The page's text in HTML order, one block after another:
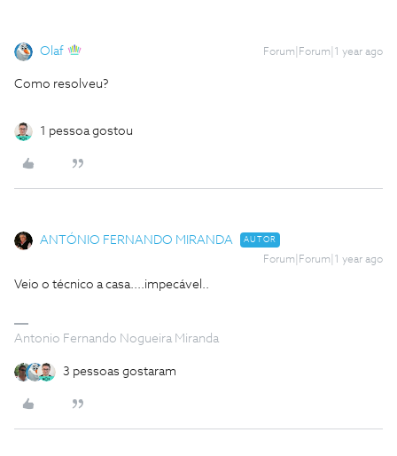
Olaf Forum|Forum|1 year ago
Como resolveu?
1 pessoa gostou
ANTÓNIO FERNANDO MIRANDA AUTOR
Forum|Forum|1 year ago
Veio o técnico a casa....impecável..
Antonio Fernando Nogueira Miranda
3 pessoas gostaram